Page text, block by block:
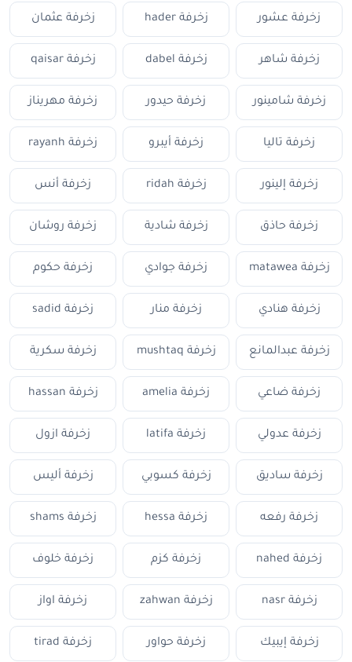
زخرفة عشور زخرفة hader زخرفة عثمان
زخرفة شاهر زخرفة dabel زخرفة qaisar
زخرفة شامينور زخرفة حيدور زخرفة مهريناز
زخرفة تاليا زخرفة أيبرو زخرفة rayanh
زخرفة إلينور زخرفة ridah زخرفة أنس
زخرفة حاذق زخرفة شادية زخرفة روشان
زخرفة matawea زخرفة جوادي زخرفة حكوم
زخرفة هنادي زخرفة منار زخرفة sadid
زخرفة عبدالمانع زخرفة mushtaq زخرفة سكرية
زخرفة ضاعي زخرفة amelia زخرفة hassan
زخرفة عدولي زخرفة latifa زخرفة ازول
زخرفة ساديق زخرفة كسوبي زخرفة أليس
زخرفة رفعه زخرفة hessa زخرفة shams
زخرفة nahed زخرفة كزم زخرفة خلوف
زخرفة nasr زخرفة zahwan زخرفة اواز
زخرفة إيبيك زخرفة حواور زخرفة tirad